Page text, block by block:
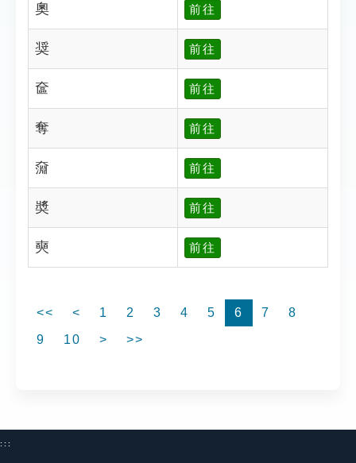
奧 前往
奨 前往
奩 前往
奪 前往
奫 前往
奬 前往
奭 前往
<< < 1 2 3 4 5 6 7
8
9
10 > >>
:::